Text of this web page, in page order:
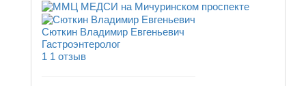
Сюткин Владимир Евгеньевич
Гастроэнтеролог
1 1 отзыв